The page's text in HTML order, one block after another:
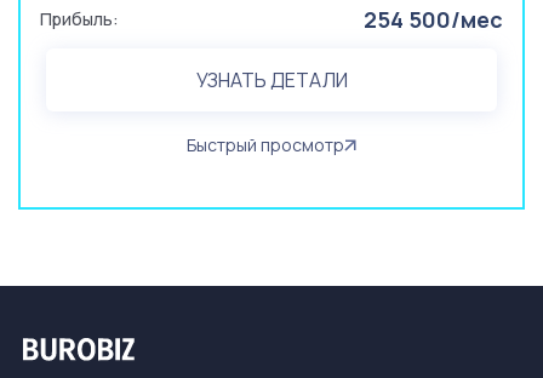
Прибыль: 254 500/мес
УЗНАТЬ ДЕТАЛИ
Быстрый просмотр